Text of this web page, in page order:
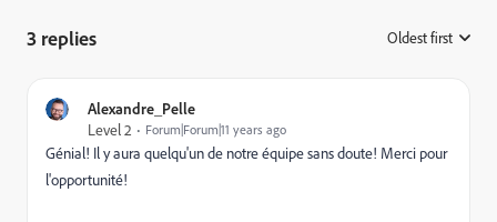
3 replies Oldest first
Alexandre_Pelle
Level 2
Forum|Forum|11 years ago
Génial! Il y aura quelqu'un de notre équipe sans doute! Merci pour
l'opportunité!